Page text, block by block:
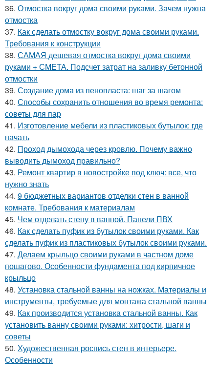
36. Отмостка вокруг дома своими руками. Зачем нужна
отмостка
37. Как сделать отмостку вокруг дома своими руками.
Требования к конструкции
38. САМАЯ дешевая отмостка вокруг дома своими
руками + СМЕТА. Подсчет затрат на заливку бетонной
отмостки
39. Создание дома из пенопласта: шаг за шагом
40. Способы сохранить отношения во время ремонта:
советы для пар
41. Изготовление мебели из пластиковых бутылок: где
начать
42. Проход дымохода через кровлю. Почему важно
выводить дымоход правильно?
43. Ремонт квартир в новостройке под ключ: все, что
нужно знать
44. 9 бюджетных вариантов отделки стен в ванной
комнате. Требования к материалам
45. Чем отделать стену в ванной. Панели ПВХ
46. Как сделать пуфик из бутылок своими руками. Как
сделать пуфик из пластиковых бутылок своими руками.
47. Делаем крыльцо своими руками в частном доме
пошагово. Особенности фундамента под кирпичное
крыльцо
48. Установка стальной ванны на ножках. Материалы и
инструменты, требуемые для монтажа стальной ванны
49. Как производится установка стальной ванны. Как
установить ванну своими руками: хитрости, шаги и
советы
50. Художественная роспись стен в интерьере.
Особенности